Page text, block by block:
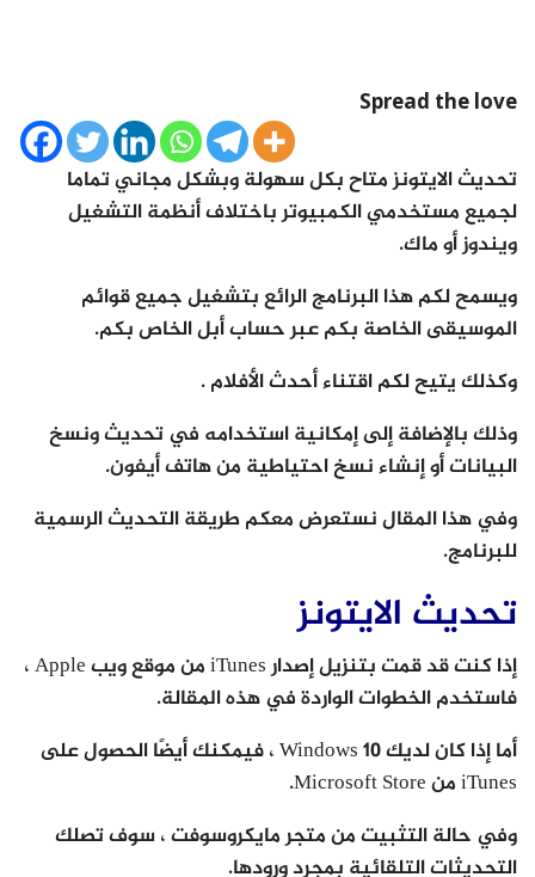
Spread the love
تحديث الايتونز متاح بكل سهولة وبشكل مجاني تماما
لجميع مستخدمي الكمبيوتر باختلاف أنظمة التشغيل
ويندوز أو ماك.
ويسمح لكم هذا البرنامج الرائع بتشغيل جميع قوائم
الموسيقى الخاصة بكم عبر حساب أبل الخاص بكم.
وكذلك يتيح لكم اقتناء أحدث الأفلام .
وذلك بالإضافة إلى إمكانية استخدامه في تحديث ونسخ
البيانات أو إنشاء نسخ احتياطية من هاتف أيفون.
وفي هذا المقال نستعرض معكم طريقة التحديث الرسمية
للبرنامج.
تحديث الايتونز
إذا كنت قد قمت بتنزيل إصدار iTunes من موقع ويب Apple ،
فاستخدم الخطوات الواردة في هذه المقالة.
أما إذا كان لديك Windows 10 ، فيمكنك أيضًا الحصول على
iTunes من Microsoft Store.
وفي حالة التثبيت من متجر مايكروسوفت ، سوف تصلك
التحديثات التلقائية بمجرد ورودها.